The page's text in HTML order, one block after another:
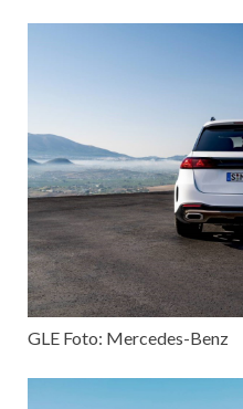
GLE Foto: Mercedes-Benz